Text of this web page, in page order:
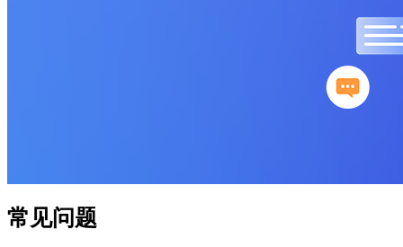
常见问题